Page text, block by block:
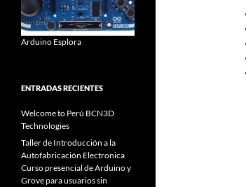
Arduino Esplora
ENTRADAS RECIENTES
Welcome to Perú BCN3D
Technologies
Taller de Introducción a la
Autofabricación Electronica
Curso presencial de Arduino y
Grove para usuarios sin